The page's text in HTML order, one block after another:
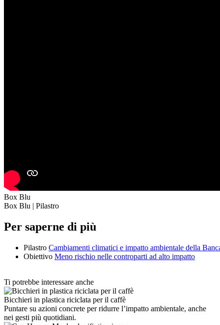
Box Blu
Box Blu | Pilastro
Per saperne di più
Pilastro Cambiamenti climatici e impatto ambientale della
Obiettivo Meno rischio nelle controparti ad alto impatto
Ti potrebbe interessare anche
Bicchieri in plastica riciclata per il caffè
Puntare su azioni concrete per ridurre l’impatto ambientale, anche
nei gesti più quotidiani.